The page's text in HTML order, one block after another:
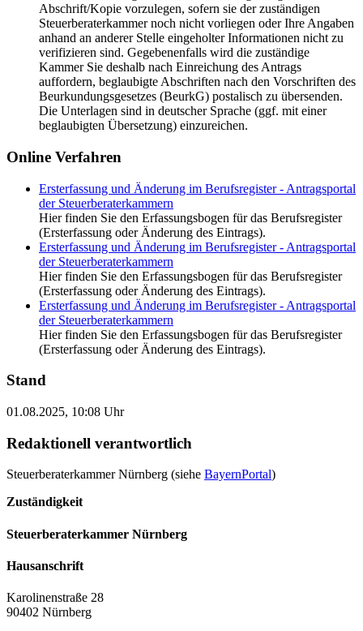
Abschrift/Kopie vorzulegen, sofern sie der zuständigen
Steuerberaterkammer noch nicht vorliegen oder Ihre Angaben
anhand an anderer Stelle eingeholter Informationen nicht zu
verifizieren sind. Gegebenenfalls wird die zuständige
Kammer Sie deshalb nach Einreichung des Antrags
auffordern, beglaubigte Abschriften nach den Vorschriften des
Beurkundungsgesetzes (BeurkG) postalisch zu übersenden.
Die Unterlagen sind in deutscher Sprache (ggf. mit einer
beglaubigten Übersetzung) einzureichen.
Online Verfahren
Ersterfassung und Änderung im Berufsregister - Antragsportal
der Steuerberaterkammern
Hier finden Sie den Erfassungsbogen für das Berufsregister
(Ersterfassung oder Änderung des Eintrags).
Ersterfassung und Änderung im Berufsregister - Antragsportal
der Steuerberaterkammern
Hier finden Sie den Erfassungsbogen für das Berufsregister
(Ersterfassung oder Änderung des Eintrags).
Ersterfassung und Änderung im Berufsregister - Antragsportal
der Steuerberaterkammern
Hier finden Sie den Erfassungsbogen für das Berufsregister
(Ersterfassung oder Änderung des Eintrags).
Stand
01.08.2025, 10:08 Uhr
Redaktionell verantwortlich
Steuerberaterkammer Nürnberg (siehe BayernPortal)
Zuständigkeit
Steuerberaterkammer Nürnberg
Hausanschrift
Karolinenstraße 28
90402 Nürnberg